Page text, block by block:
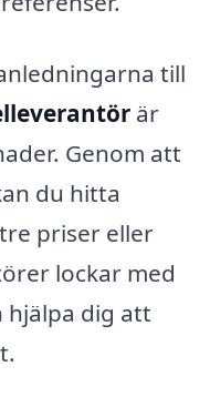
till
är
Genom att
du hitta
priser eller
lockar med
hjälpa dig att